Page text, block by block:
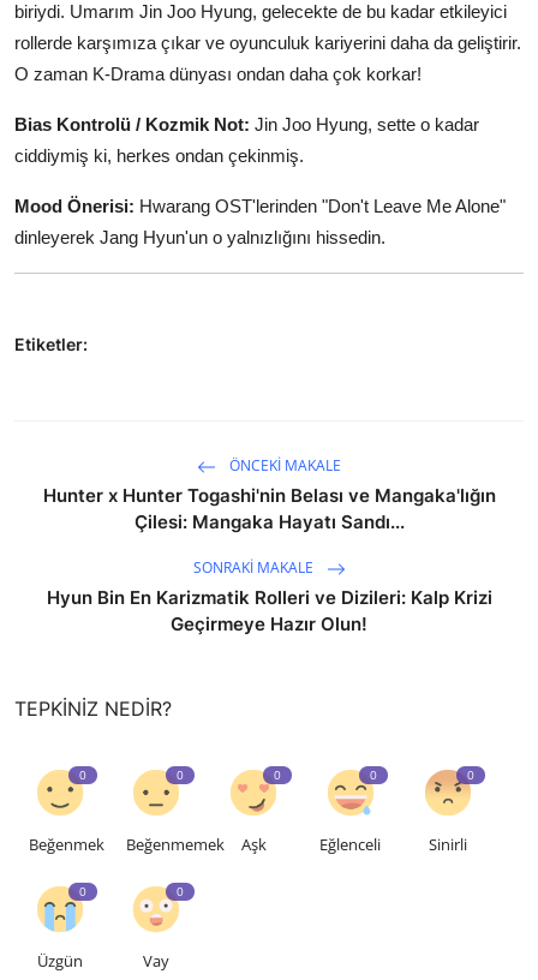
biriydi. Umarım Jin Joo Hyung, gelecekte de bu kadar etkileyici
rollerde karşımıza çıkar ve oyunculuk kariyerini daha da geliştirir.
O zaman K-Drama dünyası ondan daha çok korkar!
Bias Kontrolü / Kozmik Not: Jin Joo Hyung, sette o kadar
ciddiymiş ki, herkes ondan çekinmiş.
Mood Önerisi: Hwarang OST'lerinden "Don't Leave Me Alone"
dinleyerek Jang Hyun'un o yalnızlığını hissedin.
Etiketler:
ÖNCEKI MAKALE
Hunter x Hunter Togashi'nin Belası ve Mangaka'lığın
Çilesi: Mangaka Hayatı Sandı...
SONRAKI MAKALE
Hyun Bin En Karizmatik Rolleri ve Dizileri: Kalp Krizi
Geçirmeye Hazır Olun!
TEPKINIZ NEDIR?
0
Beğenmek
0
Beğenmemek
0
Aşk
0
Eğlenceli
0
Sinirli
0
Üzgün
0
Vay